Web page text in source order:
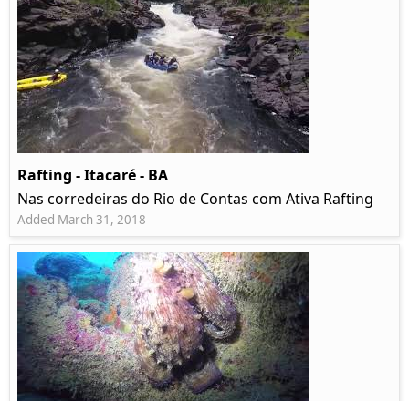
Rafting - Itacaré - BA
Nas corredeiras do Rio de Contas com Ativa Rafting
Added March 31, 2018